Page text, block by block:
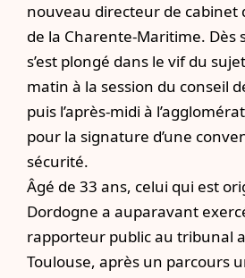
nouveau directeur de cabinet
de la Charente-Maritime. Dès
s’est plongé dans le vif du
matin à la session du conseil
puis l’après-midi à
pour la signature d’une
sécurité.
Âgé de 33 ans, celui qui est
Dordogne a auparavant
rapporteur public au tribunal
Toulouse, après un parcours